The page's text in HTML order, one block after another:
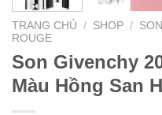
TRANG CHỦ / SHOP /
ROUGE
Son Givenchy
Màu Hồng San